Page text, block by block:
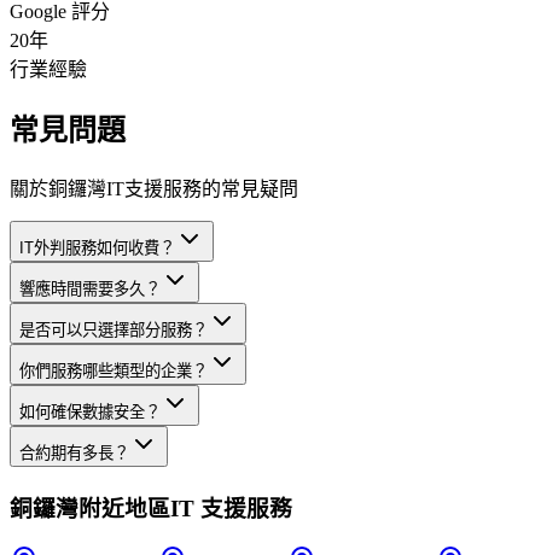
Google 評分
20年
行業經驗
常見問題
關於銅鑼灣IT支援服務的常見疑問
IT外判服務如何收費？
響應時間需要多久？
是否可以只選擇部分服務？
你們服務哪些類型的企業？
如何確保數據安全？
合約期有多長？
銅鑼灣附近地區IT 支援服務